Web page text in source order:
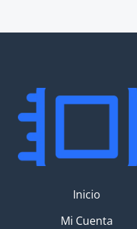
Inicio
Mi Cuenta